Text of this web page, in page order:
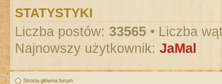
STATYSTYKI
Liczba postów: 33565 • Liczba
Najnowszy użytkownik: JaMal
Strona główna forum